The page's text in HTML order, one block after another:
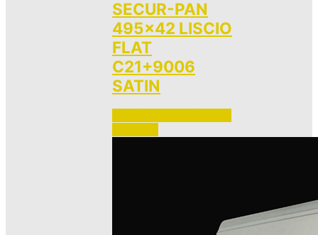
SECUR-PAN
495×42 LISCIO
FLAT
C21+9006
SATIN